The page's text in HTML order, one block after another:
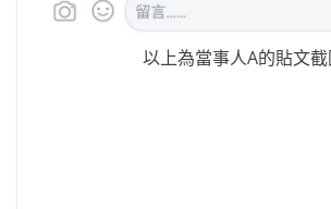
以上為當事人A的貼文截